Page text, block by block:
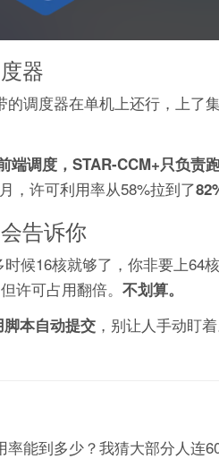
器
的调度器在单机上还行，上
端调度，STAR-CCM+只负责
，许可利用率从58%拉到了
告诉你
时候16核就够了，你非要上64
许可占用翻倍。 不划算。
本自动提交 ，别让人手动盯
率能到多少？我猜大部分人连